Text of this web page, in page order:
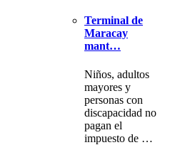
Terminal de
Maracay
mant…
Niños, adultos
mayores y
personas con
discapacidad no
pagan el
impuesto de …